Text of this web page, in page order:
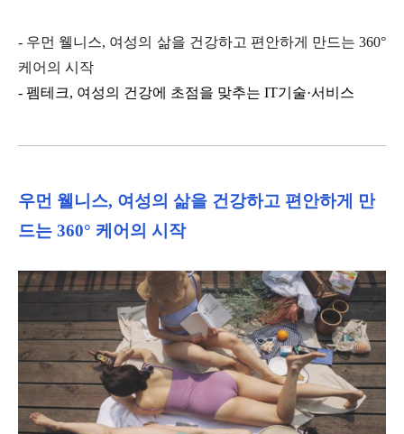
- 우먼 웰니스, 여성의 삶을 건강하고 편안하게 만드는 360°
케어의 시작
- 펨테크, 여성의 건강에 초점을 맞추는 IT기술·서비스
우먼 웰니스, 여성의 삶을 건강하고 편안하게 만
드는 360° 케어의 시작